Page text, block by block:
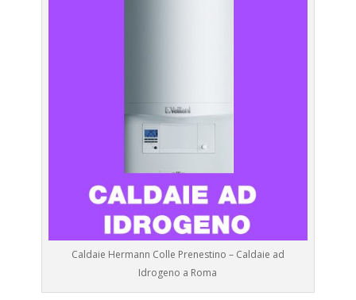
Caldaie Hermann Colle Prenestino – Caldaie ad
Idrogeno a Roma